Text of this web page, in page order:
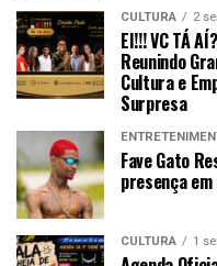
CULTURA 2
EI!!! VC TÁ
Reunindo
Cultura e
Surpresa
Fave Gato
presença
CULTURA 1